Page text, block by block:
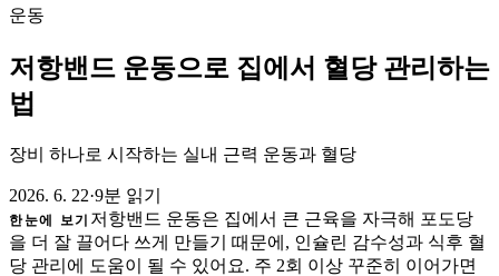
운동
저항밴드 운동으로 집에서 혈당 관리하는
법
장비 하나로 시작하는 실내 근력 운동과 혈당
2026. 6. 22·9분 읽기
한눈에 보기 저항밴드 운동은 집에서 큰 근육을 자극해 포도당
을 더 잘 끌어다 쓰게 만들기 때문에, 인슐린 감수성과 식후 혈
당 관리에 도움이 될 수 있어요. 주 2회 이상 꾸준히 이어가면